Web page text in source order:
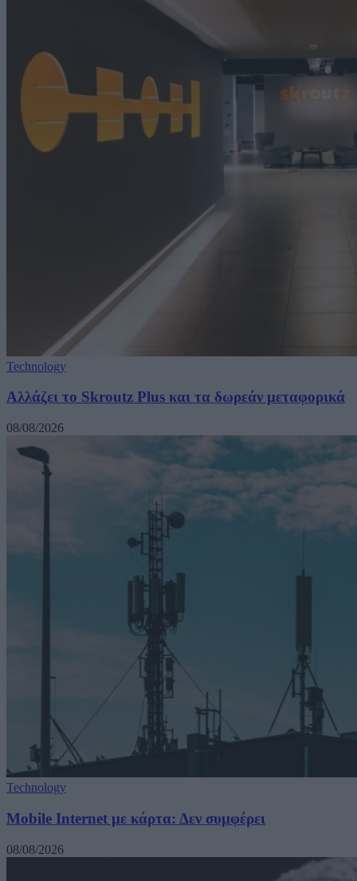
Technology
Αλλάζει το Skroutz Plus και τα δωρεάν μεταφορικά
08/08/2026
Technology
Mobile Internet με κάρτα: Δεν συμφέρει
08/08/2026